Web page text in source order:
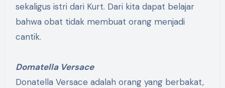
sekaligus istri dari Kurt. Dari kita dapat belajar
bahwa obat tidak membuat orang menjadi
cantik.
Domatella Versace
Donatella Versace adalah orang yang berbakat,